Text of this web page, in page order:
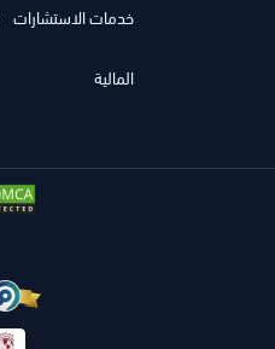
خدمات الاستشارات
المالية